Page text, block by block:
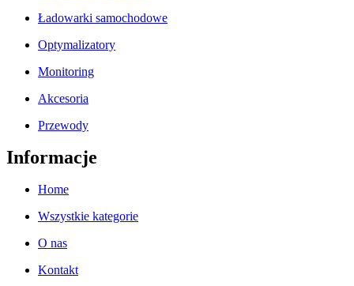
Ładowarki samochodowe
Optymalizatory
Monitoring
Akcesoria
Przewody
Informacje
Home
Wszystkie kategorie
O nas
Kontakt